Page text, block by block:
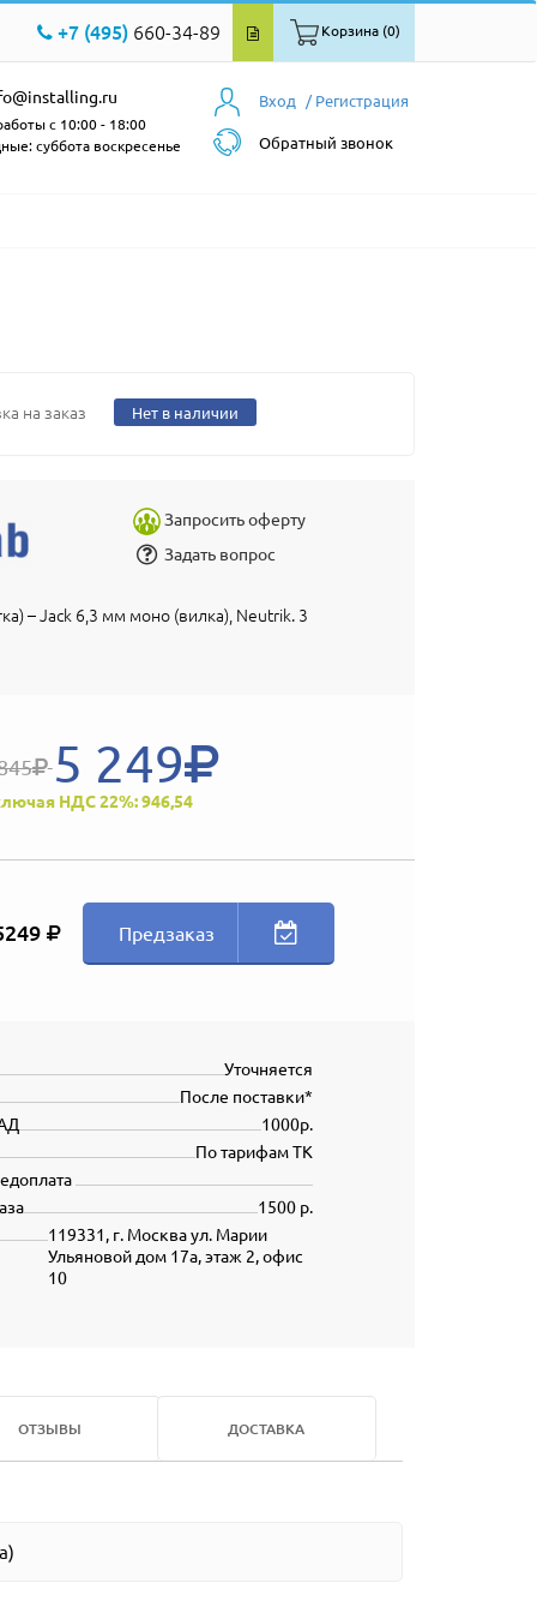
+7 (495) 660-34-89 Корзина (0)
Вход / Регистрация
Обратный звонок
с 10:00 - 18:00
суббота воскресенье
на заказ Нет в наличии
Запросить оферту
Задать вопрос
– Jack 6,3 мм моно (вилка), Neutrik. 3
5 249
НДС 22%: 946,54
Предзаказ
Уточняется
После поставки*
1000р.
По тарифам ТК
1500 р.
119331, г. Москва ул. Марии
Ульяновой дом 17а, этаж 2, офис
10
ОТЗЫВЫ ДОСТАВКА